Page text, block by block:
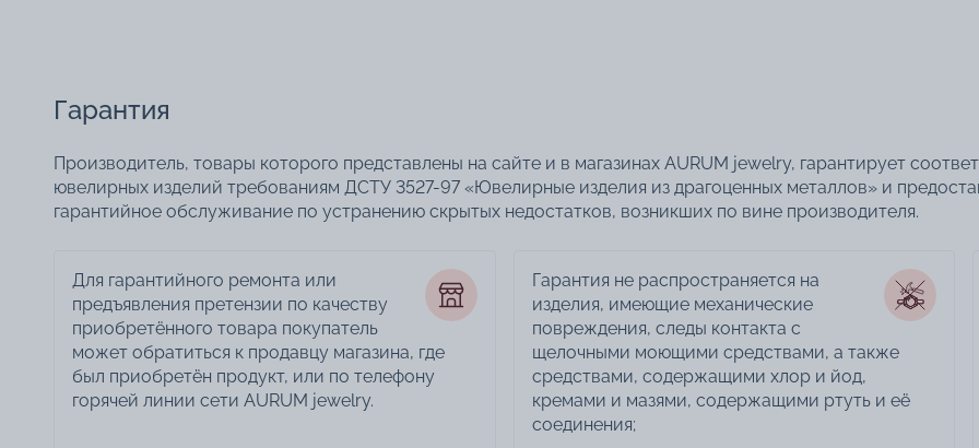
Гарантия
Производитель, товары которого представлены на сайте и в магазинах AURUM jewelry, гарантирует
ювелирных изделий требованиям ДСТУ 3527-97 «Ювелирные изделия из драгоценных металлов» и
гарантийное обслуживание по устранению скрытых недостатков, возникших по вине производителя.
Для гарантийного ремонта или
предъявления претензии по качеству
приобретённого товара покупатель
может обратиться к продавцу магазина, где
был приобретён продукт, или по телефону
горячей линии сети AURUM jewelry.
Гарантия не распространяется на
изделия, имеющие механические
повреждения, следы контакта с
щелочными моющими средствами, а также
средствами, содержащими хлор и йод,
кремами и мазями, содержащими ртуть и её
соединения;